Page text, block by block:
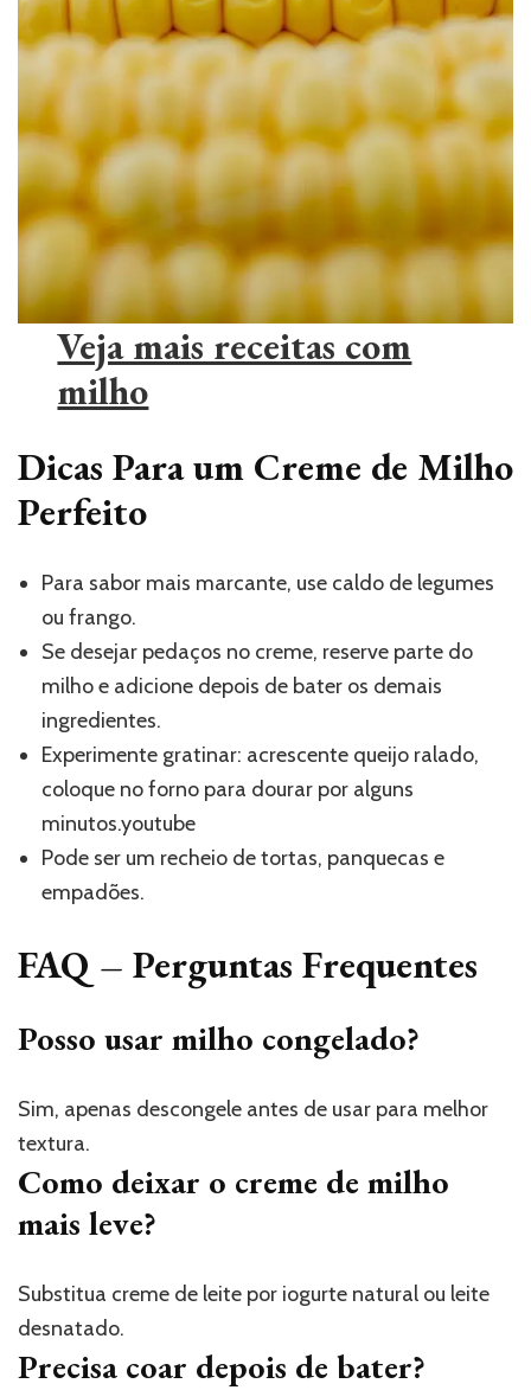
Veja mais receitas com
milho
Dicas Para um Creme de Milho
Perfeito
Para sabor mais marcante, use caldo de legumes
ou frango.
Se desejar pedaços no creme, reserve parte do
milho e adicione depois de bater os demais
ingredientes.
Experimente gratinar: acrescente queijo ralado,
coloque no forno para dourar por alguns
minutos.youtube
Pode ser um recheio de tortas, panquecas e
empadões.
FAQ – Perguntas Frequentes
Posso usar milho congelado?
Sim, apenas descongele antes de usar para melhor
textura.
Como deixar o creme de milho
mais leve?
Substitua creme de leite por iogurte natural ou leite
desnatado.
Precisa coar depois de bater?